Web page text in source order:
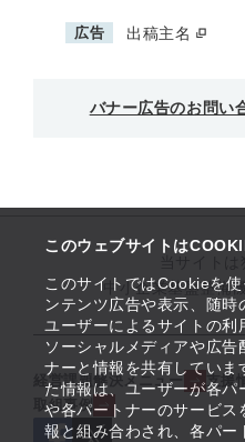
このウェブサイトは
このサイトではCookieを
ンテンツ広告や表示、随
ユーザーによるサイトの利
ソーシャルメディアや広告
ナーと情報を共有してい
た情報は、ユーザーが各
や各パートナーのサービス
報と組み合わされ、各パー
広告 出稿主名
バナー広告のお問い
中小企業基盤整備
経営課題解決メニュー 支援
取組事例